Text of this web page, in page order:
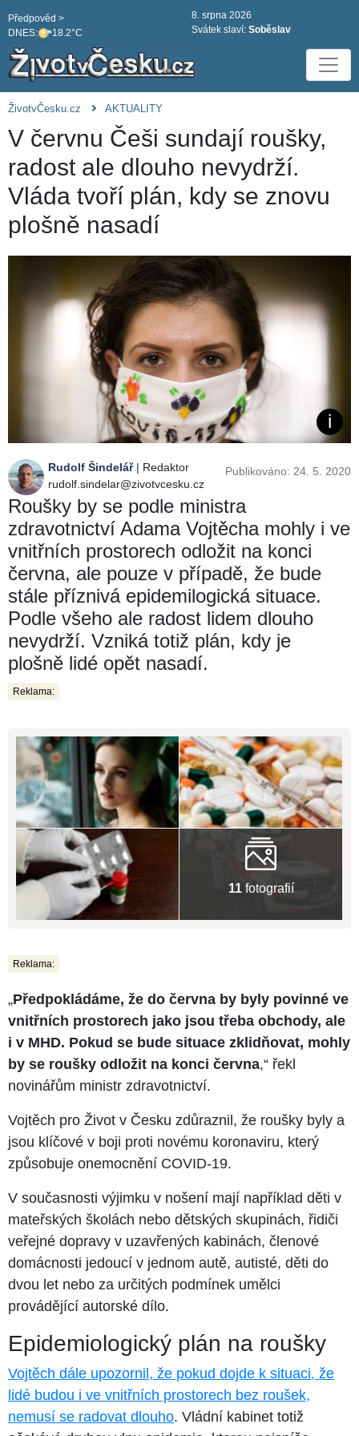
DNES: 18.2°C
Předpověd >
8. srpna 2026
Svátek slaví: Soběslav
ŽivotvČesku.cz AKTUALITY
V červnu Češi sundají roušky,
radost ale dlouho nevydrží.
Vláda tvoří plán, kdy se znovu
plošně nasadí
Rudolf Šindelář| Redaktor
rudolf.sindelar@zivotvcesku.cz
Publikováno: 24. 5. 2020
Roušky by se podle ministra
zdravotnictví Adama Vojtěcha mohly i ve
vnitřních prostorech odložit na konci
června, ale pouze v případě, že bude
stále příznivá epidemilogická situace.
Podle všeho ale radost lidem dlouho
nevydrží. Vzniká totiž plán, kdy je
plošně lidé opět nasadí.
Reklama:
11fotografií
Reklama:
„Předpokládáme, že do června by byly povinné ve
vnitřních prostorech jako jsou třeba obchody, ale
i v MHD. Pokud se bude situace zklidňovat, mohly
by se roušky odložit na konci června,“ řekl
novinářům ministr zdravotnictví.
Vojtěch pro Život v Česku zdůraznil, že roušky byly a
jsou klíčové v boji proti novému koronaviru, který
způsobuje onemocnění COVID-19.
V současnosti výjimku v nošení mají například děti v
mateřských školách nebo dětských skupinách, řidiči
veřejné dopravy v uzavřených kabinách, členové
domácnosti jedoucí v jednom autě, autisté, děti do
dvou let nebo za určitých podmínek umělci
provádějící autorské dílo.
Epidemiologický plán na roušky
Vojtěch dále upozornil, že pokud dojde k situaci, že
lidé budou i ve vnitřních prostorech bez roušek,
nemusí se radovat dlouho. Vládní kabinet totiž